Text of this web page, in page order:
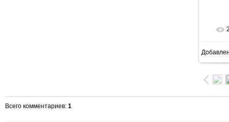
Всего комментариев: 1